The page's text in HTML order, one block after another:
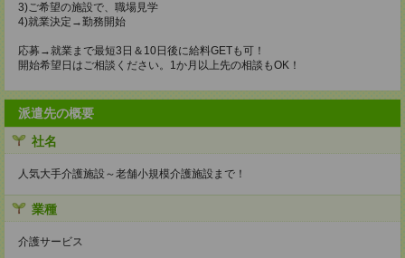
3)ご希望の施設で、職場見学
4)就業決定→勤務開始
応募→就業まで最短3日＆10日後に給料GETも可！
開始希望日はご相談ください。1か月以上先の相談もOK！
派遣先の概要
社名
人気大手介護施設～老舗小規模介護施設まで！
業種
介護サービス